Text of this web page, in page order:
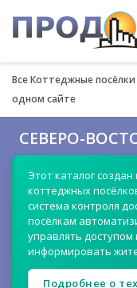
Все Коттеджные
одном сайте
СЕВЕРО-
Этот каталог
коттеджных
система контроля
посёлкам
управлять
информировать
Подробнее о